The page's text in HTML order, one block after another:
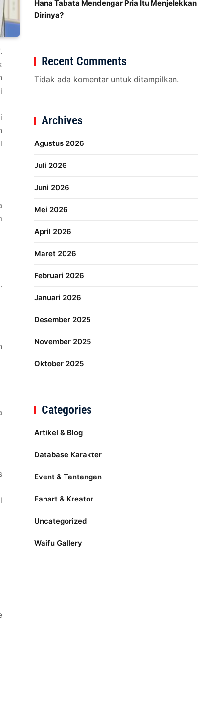
Hana Tabata Mendengar Pria Itu Menjelekkan
Dirinya?
Recent Comments
Tidak ada komentar untuk ditampilkan.
Archives
Agustus 2026
Juli 2026
Juni 2026
Mei 2026
April 2026
Maret 2026
Februari 2026
Januari 2026
Desember 2025
November 2025
Oktober 2025
Categories
Artikel & Blog
Database Karakter
Event & Tantangan
Fanart & Kreator
Uncategorized
Waifu Gallery